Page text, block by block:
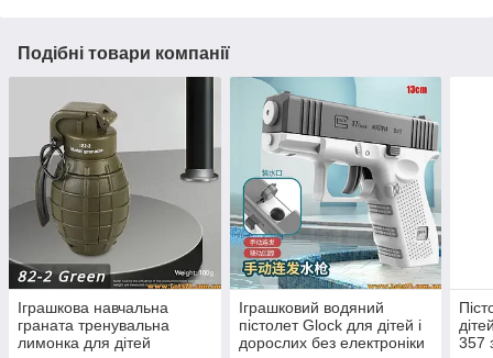
Подібні товари компанії
Іграшкова навчальна
граната тренувальна
лимонка для дітей
Іграшковий водяний
пістолет Glock для дітей і
дорослих без електроніки
357